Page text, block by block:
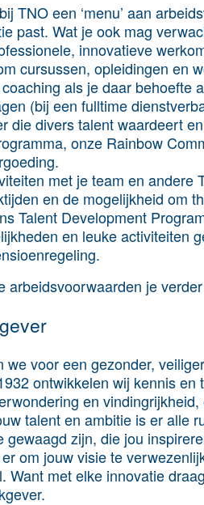
TNO een ‘menu’ aan
past. Wat je ook mag
innovatieve
cursussen, opleidingen en
als je daar behoefte
(bij een fulltime
die divers talent waardeert
onze Rainbow
met je team en andere
en de mogelijkheid om
Talent Development
en leuke activiteiten
arbeidsvoorwaarden je
we voor een gezonder,
ontwikkelen wij kennis
en
talent en ambitie is er alle
gewaagd zijn, die jou
om jouw visie te
Want met elke innovatie